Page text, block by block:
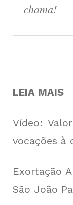
chama!
LEIA MAIS
Vídeo:
vocações à
Exortação
São João